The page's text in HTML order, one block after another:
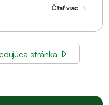
Čítať viac
stránka